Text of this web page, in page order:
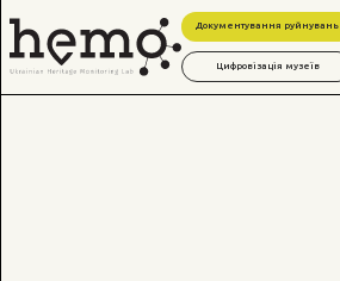
Документування руйнувань
Цифровізація музеїв